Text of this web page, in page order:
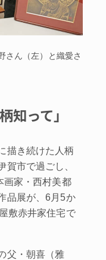
さん（左）と織愛さ
知って」
描き続けた人柄
賀市で過ごし、
画家・西村美都
品展が、6月5か
敷赤井家住宅で
父・朝喜（雅